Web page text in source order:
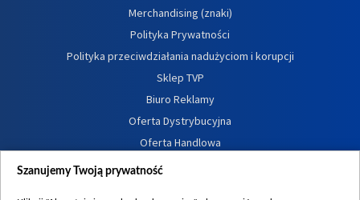
Merchandising (znaki)
Polityka Prywatności
Polityka przeciwdziałania nadużyciom i korupcji
Sklep TVP
Biuro Reklamy
Oferta Dystrybucyjna
Oferta Handlowa
Dostępność
Szanujemy Twoją prywatność